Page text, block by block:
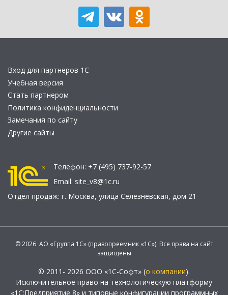
Вход для партнеров 1С
Учебная версия
Стать партнером
Политика конфиденциальности
Замечания по сайту
Другие сайты
Телефон: +7 (495) 737-92-57
Email: site_v8@1c.ru
Отдел продаж: г. Москва, улица Селезнёвская, дом 21
© 2026 АО «Группа 1С» (правопреемник «1С»). Все права на сайт
защищены
© 2011- 2026 ООО «1С-Софт» (о компании).
Исключительное право на технологическую платформу
«1С:Предприятие 8» и типовые конфигурации программных